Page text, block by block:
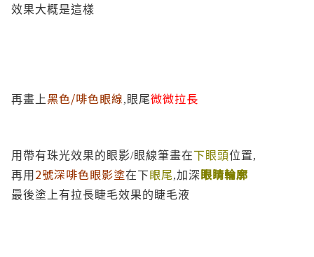
效果大概是這樣
再畫上 黑色/啡色眼線,眼尾微微拉長
用帶有珠光效果的眼影/眼線筆畫在下眼頭位置,
再用 2號深啡色眼影塗在下眼尾,加深眼睛輪廓
最後塗上有拉長睫毛效果的睫毛液